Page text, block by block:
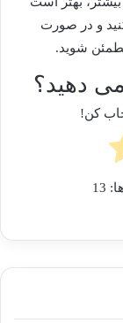
و در صورت
شوید.
دهید؟
13